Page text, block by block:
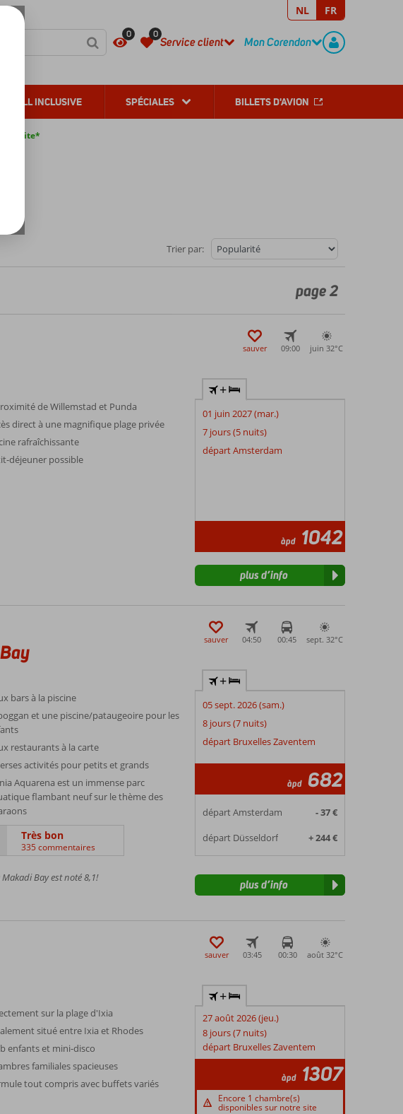
0 0
Service client
CONTACT
Mon Corendon
REGISTERNL FR
ALL INCLUSIVE SPÉCIALES BILLETS D'AVION
gratuite*
Trier par:
page 2
sauver 09:00 juin 32°C
de Willemstad et Punda
direct à une magnifique plage privée
rafraîchissante
déjeuner possible
+
01 juin 2027 (mar.)
7 jours (5 nuits)
départ Amsterdam
àpd 1042
plus d’info
sauver 04:50 00:45 sept. 32°C
bars à la piscine
et une piscine/pataugeoire pour les
restaurants à la carte
activités pour petits et grands
Aquarena est un immense parc
flambant neuf sur le thème des
Très bon
335 commentaires
+
05 sept. 2026 (sam.)
8 jours (7 nuits)
départ Bruxelles Zaventem
àpd 682
départ Amsterdam - 37 €
départ Düsseldorf + 244 €
Bay est noté 8,1! plus d’info
sauver 03:45 00:30 août 32°C
sur la plage d'Ixia
situé entre Ixia et Rhodes
enfants et mini-disco
familiales spacieuses
tout compris avec buffets variés
+
27 août 2026 (jeu.)
8 jours (7 nuits)
départ Bruxelles Zaventem
àpd 1307
Encore 1 chambre(s)
disponibles sur notre site